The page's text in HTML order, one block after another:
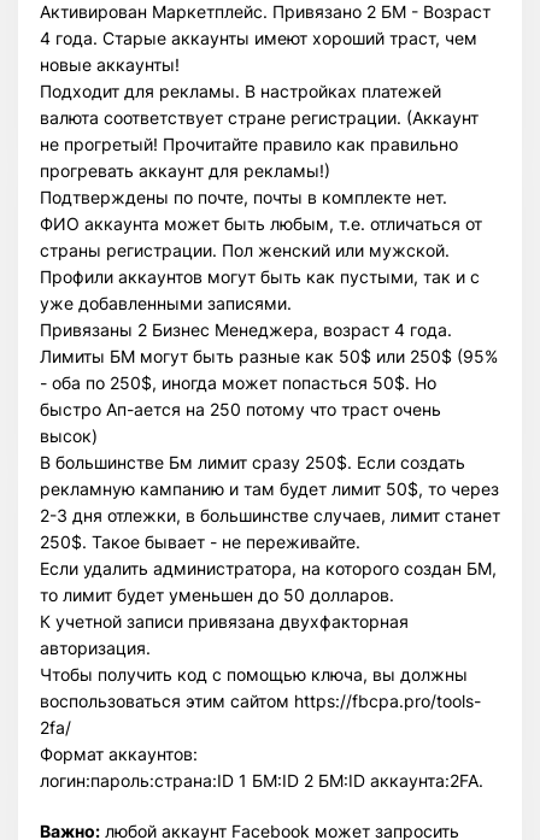
Активирован Маркетплейс. Привязано 2 БМ - Возраст
4 года. Старые аккаунты имеют хороший траст, чем
новые аккаунты!
Подходит для рекламы. В настройках платежей
валюта соответствует стране регистрации. (Аккаунт
не прогретый! Прочитайте правило как правильно
прогревать аккаунт для рекламы!)
Подтверждены по почте, почты в комплекте нет.
ФИО аккаунта может быть любым, т.е. отличаться от
страны регистрации. Пол женский или мужской.
Профили аккаунтов могут быть как пустыми, так и с
уже добавленными записями.
Привязаны 2 Бизнес Менеджера, возраст 4 года.
Лимиты БМ могут быть разные как 50$ или 250$ (95%
- оба по 250$, иногда может попасться 50$. Но
быстро Ап-ается на 250 потому что траст очень
высок)
В большинстве Бм лимит сразу 250$. Если создать
рекламную кампанию и там будет лимит 50$, то через
2-3 дня отлежки, в большинстве случаев, лимит станет
250$. Такое бывает - не переживайте.
Если удалить администратора, на которого создан БМ,
то лимит будет уменьшен до 50 долларов.
К учетной записи привязана двухфакторная
авторизация.
Чтобы получить код с помощью ключа, вы должны
воспользоваться этим сайтом https://fbcpa.pro/tools-
2fa/
Формат аккаунтов:
логин:пароль:страна:ID 1 БМ:ID 2 БМ:ID аккаунта:2FA.
Важно: любой аккаунт Facebook может запросить